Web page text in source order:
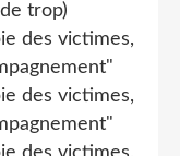
trop)
des victimes,
des victimes,